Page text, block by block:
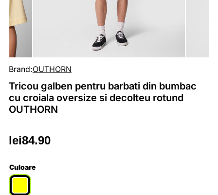
Brand:OUTHORN
Tricou galben pentru barbati din bumbac
cu croiala oversize si decolteu rotund
OUTHORN
lei84.90
Culoare